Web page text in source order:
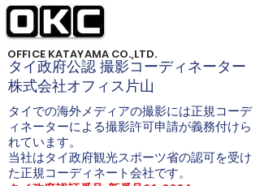
OFFICE KATAYAMA CO.,LTD.
タイ政府公認 撮影コーディネーター
株式会社オフィス片山
タイでの海外メディアの撮影には正規コーデ
ィネーターによる撮影許可申請が義務付けら
れています。
当社はタイ政府観光スポーツ省の認可を受け
た正規コーディネート会社です。